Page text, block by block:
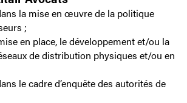
la mise en œuvre de la politique
;
en place, le développement et/ou la
de distribution physiques et/ou en
le cadre d’enquête des autorités de